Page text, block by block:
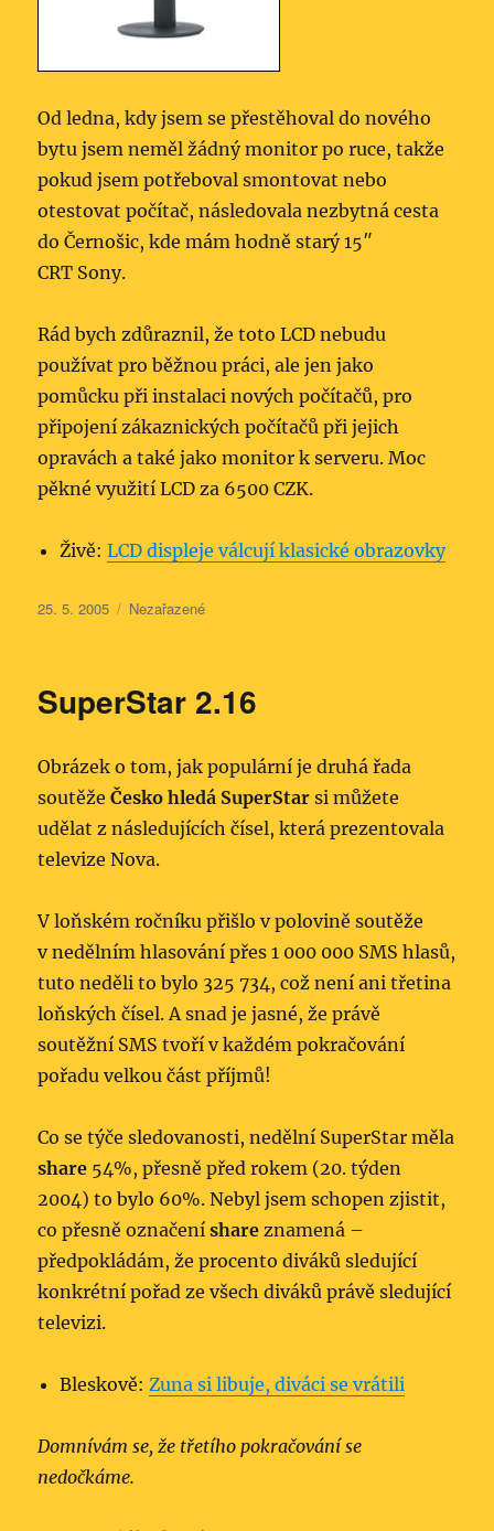
Od ledna, kdy jsem se přestěhoval do nového
bytu jsem neměl žádný monitor po ruce, takže
pokud jsem potřeboval smontovat nebo
otestovat počítač, následovala nezbytná cesta
do Černošic, kde mám hodně starý 15″
CRT Sony.
Rád bych zdůraznil, že toto LCD nebudu
používat pro běžnou práci, ale jen jako
pomůcku při instalaci nových počítačů, pro
připojení zákaznických počítačů při jejich
opravách a také jako monitor k serveru. Moc
pěkné využití LCD za 6500 CZK.
Živě:LCD displeje válcují klasické obrazovky
Publikováno:
25. 5. 2005 Rubriky:
Nezařazené
SuperStar 2.16
Obrázek o tom, jak populární je druhá řada
soutěžeČesko hledá SuperStar si můžete
udělat z následujících čísel, která prezentovala
televize Nova.
V loňském ročníku přišlo v polovině soutěže
v nedělním hlasování přes 1 000 000 SMS hlasů,
tuto neděli to bylo 325 734, což není ani třetina
loňských čísel. A snad je jasné, že právě
soutěžní SMS tvoří v každém pokračování
pořadu velkou část příjmů!
Co se týče sledovanosti, nedělní SuperStar měla
share 54%, přesně před rokem (20. týden
2004) to bylo 60%. Nebyl jsem schopen zjistit,
co přesně označeníshare znamená –
předpokládám, že procento diváků sledující
konkrétní pořad ze všech diváků právě sledující
televizi.
Bleskově: Zuna si libuje, diváci se vrátili
Domnívám se, že třetího pokračování se
nedočkáme.